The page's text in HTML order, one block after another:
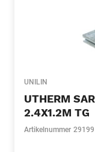
UNILIN
UTHERM
2.4X1.2M TG
Artikelnummer 29199